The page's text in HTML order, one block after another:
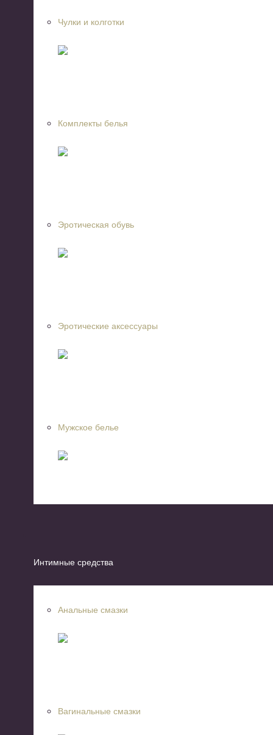
Чулки и колготки
Комплекты белья
Эротическая обувь
Эротические аксессуары
Мужское белье
Интимные средства
Анальные смазки
Вагинальные смазки